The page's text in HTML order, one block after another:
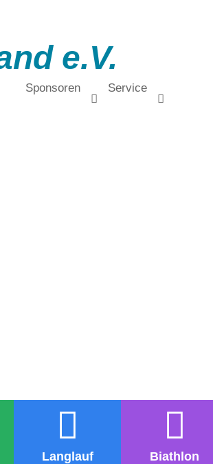
e.V.
Sponsoren Service
Langlauf Biathlon